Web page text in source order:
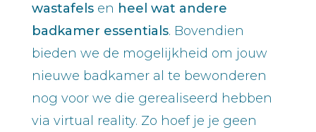
wastafels en heel wat andere
badkamer essentials. Bovendien
bieden we de mogelijkheid om jouw
nieuwe badkamer al te bewonderen
nog voor we die gerealiseerd hebben
via virtual reality. Zo hoef je je geen